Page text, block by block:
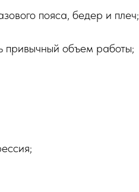
пояса, бедер и плеч;
привычный объем работы;